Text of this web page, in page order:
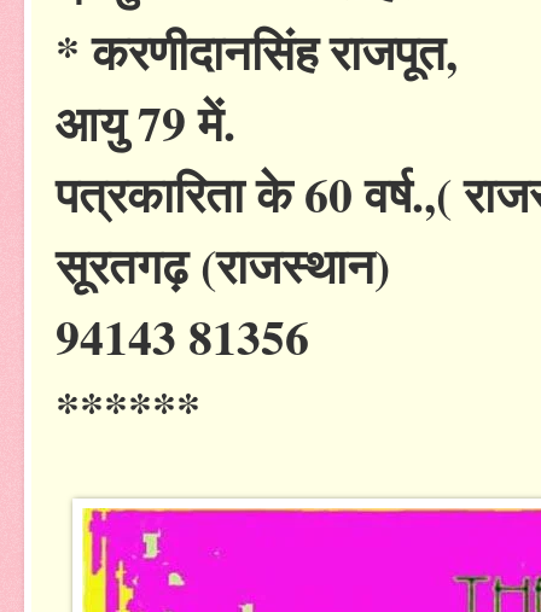
* करणीदानसिंह राजपूत,
आयु 79 में.
पत्रकारिता के 60 वर्ष.,(
सूरतगढ़ (राजस्थान)
94143 81356
******